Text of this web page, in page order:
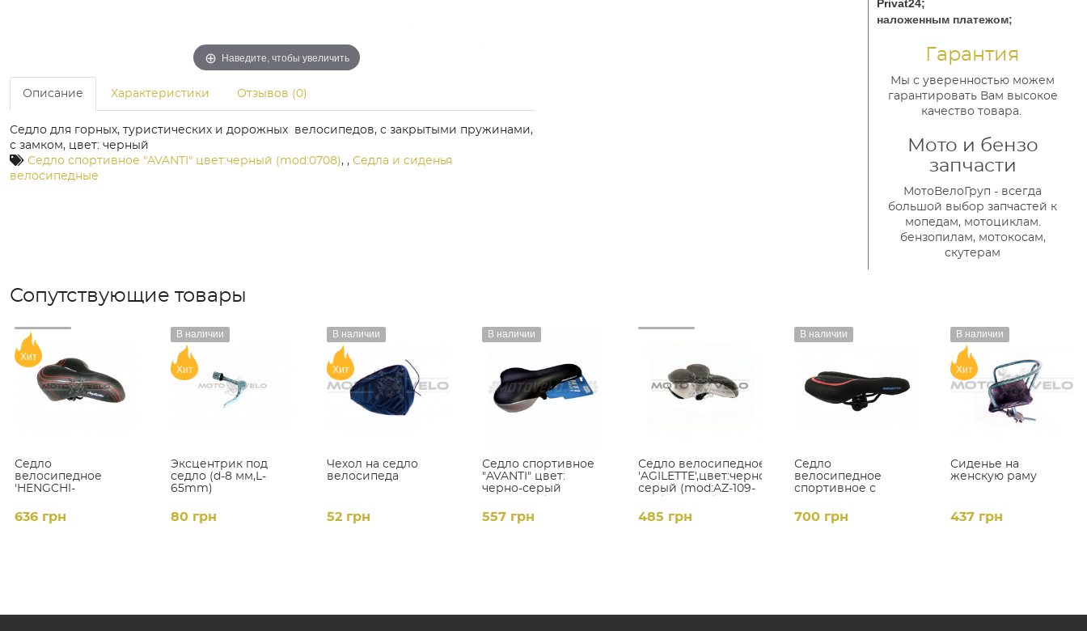
Наведите, чтобы увеличить
Описание Характеристики Отзывов (0)
Седло для горных, туристических и дорожных велосипедов, с закрытыми пружинами,
с замком, цвет: черный
Седло спортивное "AVANTI" цвет:черный (mod:0708), , Седла и сиденья
велосипедные
Privat24;
наложенным платежом;
Гарантия
Мы с уверенностью можем
гарантировать Вам высокое
качество товара.
Мото и бензо
запчасти
МотоВелоГруп - всегда
большой выбор запчастей к
мопедам, мотоциклам.
бензопилам, мотокосам,
скутерам
Сопутствующие товары
Седло
велосипедное
'HENGCHI-
(mod:AZ-449)
(Taiwan)
Хит
636 грн
Эксцентрик под
седло (d-8 мм,L-
65mm)
В наличии
Хит
80 грн
Чехол на седло
велосипеда
В наличии
Хит
52 грн
Седло спортивное
"AVANTI" цвет:
черно-серый
В наличии
557 грн
Седло велосипедное
'AGILETTE',цвет:черно-
серый (mod:AZ-109-
485 грн
Седло
велосипедное
спортивное с
наполнителем
'Benotto', mod:AZ-
В наличии
700 грн
Сиденье на
женскую раму
В наличии
Хит
437 грн